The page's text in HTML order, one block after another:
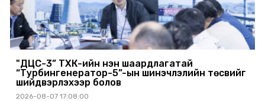
"ДЦС-3” ТӨХК-ийн нэн шаардлагатай
“Турбингенератор-5”-ын шинэчлэлийн төсвийг
шийдвэрлэхээр болов
2026-08-07 17:08:00